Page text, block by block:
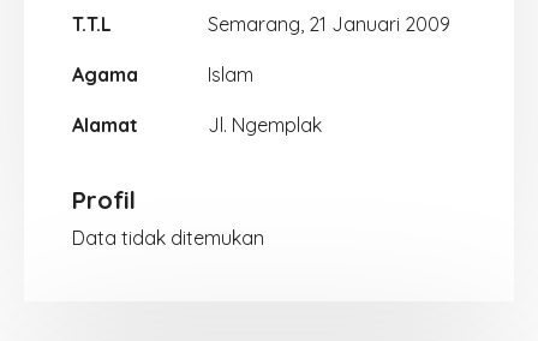
T.T.L Semarang, 21 Januari 2009
Agama Islam
Alamat Jl. Ngemplak
Profil
Data tidak ditemukan